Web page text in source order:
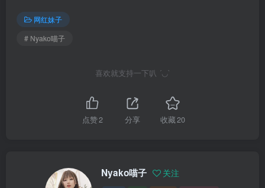
网红妹子
# Nyako喵子
喜欢就支持一下叭 ´◡`
点赞2 分享 收藏20
Nyako喵子 关注